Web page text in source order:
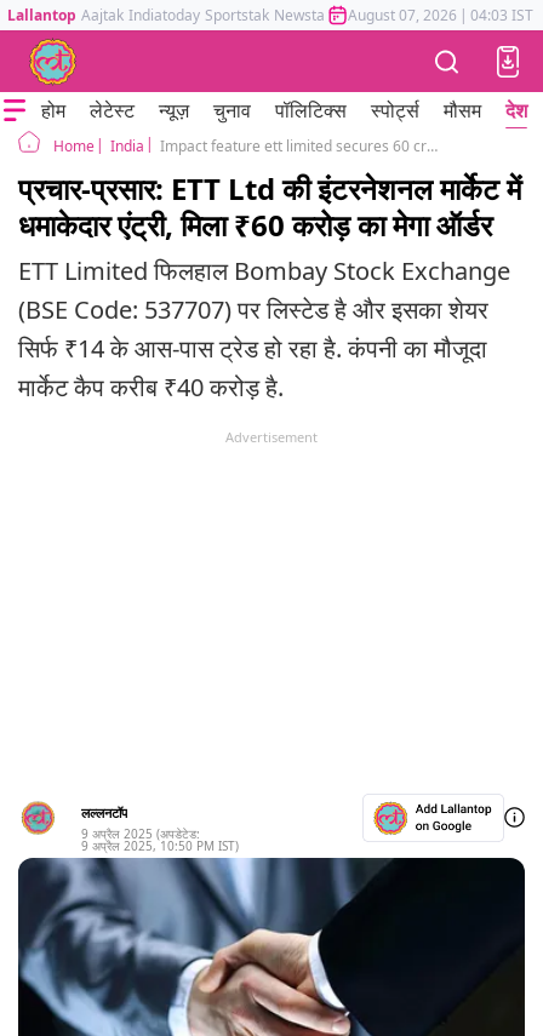
Lallantop Aajtak Indiatoday Sportstak Newstak Mumbai Tak Astrotak
August 07, 2026 | 04:03 IST
होम लेटेस्ट न्यूज़ चुनाव पॉलिटिक्स स्पोर्ट्स मौसम देश
Home India Impact feature ett limited secures 60 crore mega order eyes global expansion multibagger potential
प्रचार-प्रसार: ETT Ltd की इंटरनेशनल मार्केट में
धमाकेदार एंट्री, मिला ₹60 करोड़ का मेगा ऑर्डर
ETT Limited फिलहाल Bombay Stock Exchange
(BSE Code: 537707) पर लिस्टेड है और इसका शेयर
सिर्फ ₹14 के आस-पास ट्रेड हो रहा है. कंपनी का मौजूदा
मार्केट कैप करीब ₹40 करोड़ है.
Advertisement
लल्लनटॉप
9 अप्रैल 2025 (अपडेटेड:
9 अप्रैल 2025, 10:50 PM IST)